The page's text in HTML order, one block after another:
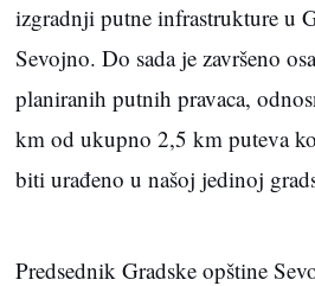
izgradnji putne infrastrukture u
Sevojno. Do sada je završeno
planiranih putnih pravaca,
km od ukupno 2,5 km puteva
biti urađeno u našoj jedinoj
Predsednik Gradske opštine